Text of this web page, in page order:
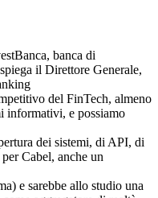
banca di
il Direttore Generale,
del FinTech, almeno
informativi, e possiamo
dei sistemi, di API, di
Cabel, anche un
e sarebbe allo studio una